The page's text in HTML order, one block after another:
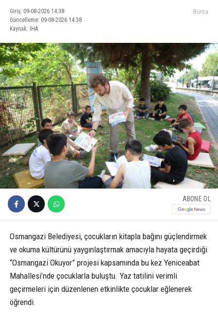
Giriş: 09-08-2026 14:38
Güncelleme: 09-08-2026 14:38
Kaynak: İHA
Bursa
ABONE OL
Osmangazi Belediyesi, çocukların kitapla bağını güçlendirmek
ve okuma kültürünü yaygınlaştırmak amacıyla hayata geçirdiği
“Osmangazi Okuyor” projesi kapsamında bu kez Yeniceabat
Mahallesi’nde çocuklarla buluştu. Yaz tatilini verimli
geçirmeleri için düzenlenen etkinlikte çocuklar eğlenerek
öğrendi.